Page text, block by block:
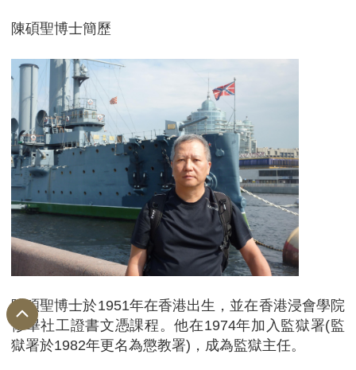
陳碩聖博士簡歷
陳碩聖博士於1951年在香港出生，並在香港浸會學院
修畢社工證書文憑課程。他在1974年加入監獄署(監
獄署於1982年更名為懲教署)，成為監獄主任。